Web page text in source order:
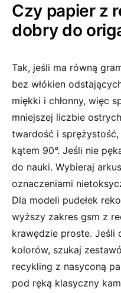
Czy papier z
dobry do
Tak, jeśli ma równą
bez włókien
miękki i chłonny, więc
mniejszej liczbie
twardość i
kątem 90°. Jeśli nie
do nauki. Wybieraj
oznaczeniami
Dla modeli pudełek
wyższy zakres gsm z
krawędzie proste. Jeśli
kolorów, szukaj
recykling z nasyconą
pod ręką klasyczny